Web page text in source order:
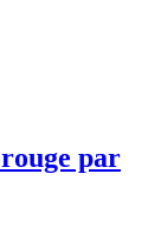
par